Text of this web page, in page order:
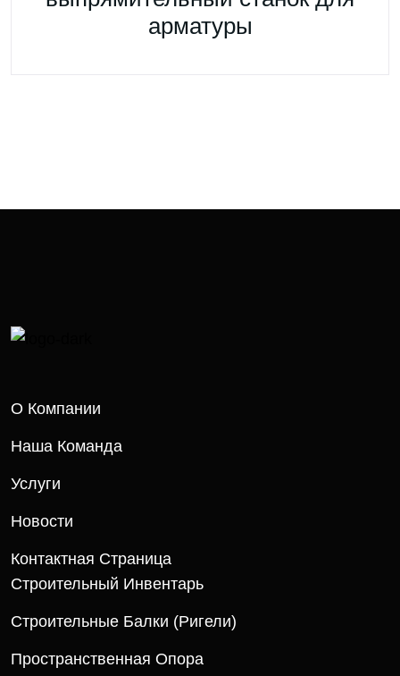
арматуры
О Компании
Наша Команда
Услуги
Новости
Контактная Страница
Строительный Инвентарь
Строительные Балки (ригели)
Пространственная Опора